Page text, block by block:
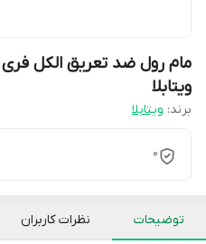
ویتابلا
برند: ویتابلا
0
توضیحات نظرات کاربران